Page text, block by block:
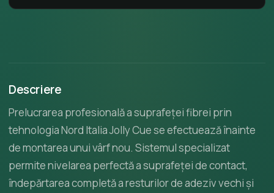
Descriere
Prelucrarea profesională a suprafeței fibrei prin
tehnologia Nord Italia Jolly Cue se efectuează înainte
de montarea unui vârf nou. Sistemul specializat
permite nivelarea perfectă a suprafeței de contact,
îndepărtarea completă a resturilor de adeziv vechi și